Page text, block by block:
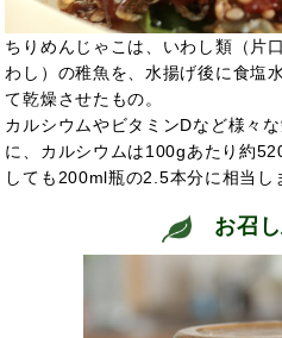
ちりめんじゃこは、いわし類（片
わし）の稚魚を、水揚げ後に食塩
て乾燥させたもの。
カルシウムやビタミンDなど様々
に、カルシウムは100gあたり約
しても200ml瓶の2.5本分に相当し
お召